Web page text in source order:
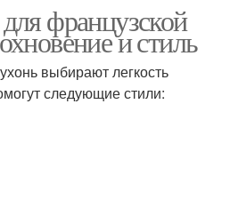
французской
и стиль
выбирают легкость
следующие стили: